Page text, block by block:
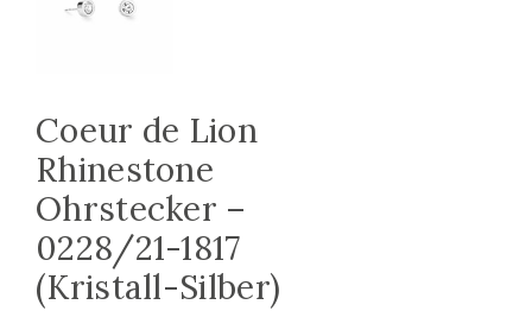
Coeur de Lion
Rhinestone
Ohrstecker –
0228/21-1817
(Kristall-Silber)